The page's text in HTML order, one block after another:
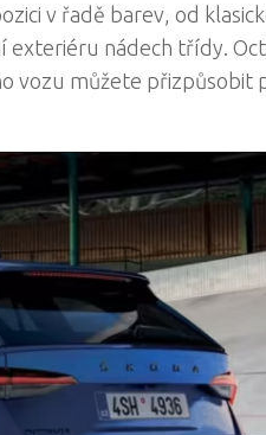
v řadě barev, od
exteriéru nádech třídy.
vozu můžete přizpůsobit